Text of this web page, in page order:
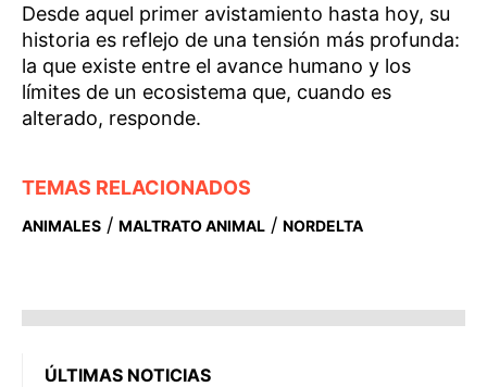
Desde aquel primer avistamiento hasta hoy, su
historia es reflejo de una tensión más profunda:
la que existe entre el avance humano y los
límites de un ecosistema que, cuando es
alterado, responde.
TEMAS RELACIONADOS
ANIMALES / MALTRATO ANIMAL / NORDELTA
ÚLTIMAS NOTICIAS